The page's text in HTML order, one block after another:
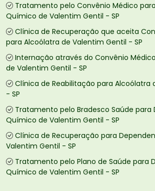
Tratamento pelo Convênio Médico
Químico de Valentim Gentil - SP
Clínica de Recuperação que aceita
para Alcoólatra de Valentim Gentil - SP
Internação através do Convênio
de Valentim Gentil - SP
Clínica de Reabilitação para Alcoólatra
- SP
Tratamento pelo Bradesco Saúde para
Químico de Valentim Gentil - SP
Clínica de Recuperação para
Valentim Gentil - SP
Tratamento pelo Plano de Saúde para
Químico de Valentim Gentil - SP